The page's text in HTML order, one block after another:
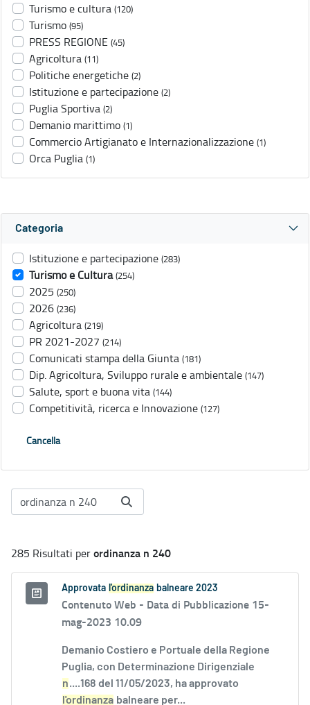
Turismo e cultura (120)
Turismo (95)
PRESS REGIONE (45)
Agricoltura (11)
Politiche energetiche (2)
Istituzione e partecipazione (2)
Puglia Sportiva (2)
Demanio marittimo (1)
Commercio Artigianato e Internazionalizzazione (1)
Orca Puglia (1)
Categoria
Istituzione e partecipazione (283)
Turismo e Cultura (254)
2025 (250)
2026 (236)
Agricoltura (219)
PR 2021-2027 (214)
Comunicati stampa della Giunta (181)
Dip. Agricoltura, Sviluppo rurale e ambientale (147)
Salute, sport e buona vita (144)
Competitività, ricerca e Innovazione (127)
Cancella
285 Risultati perordinanza n 240
Approvata l'ordinanza balneare 2023
Contenuto Web - Data di Pubblicazione 15-
mag-2023 10.09
Demanio Costiero e Portuale della Regione
Puglia, con Determinazione Dirigenziale
n....168 del 11/05/2023, ha approvato
l'ordinanza balneare per...